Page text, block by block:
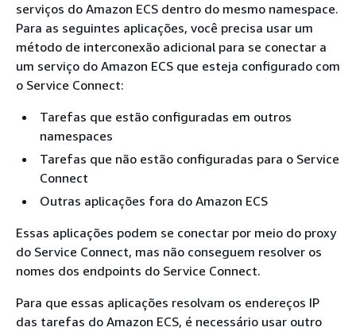
serviços do Amazon ECS dentro do mesmo namespace.
Para as seguintes aplicações, você precisa usar um
método de interconexão adicional para se conectar a
um serviço do Amazon ECS que esteja configurado com
o Service Connect:
Tarefas que estão configuradas em outros
namespaces
Tarefas que não estão configuradas para o Service
Connect
Outras aplicações fora do Amazon ECS
Essas aplicações podem se conectar por meio do proxy
do Service Connect, mas não conseguem resolver os
nomes dos endpoints do Service Connect.
Para que essas aplicações resolvam os endereços IP
das tarefas do Amazon ECS, é necessário usar outro